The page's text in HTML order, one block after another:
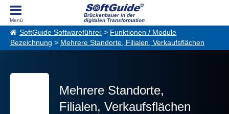
Brückenbauer in der
digitalen Transformation
SoftGuide Softwareführer > Funktionen / Module
Bezeichnung > Mehrere Standorte, Filialen, Verkaufsflächen
Mehrere Standorte,
Filialen, Verkaufsflächen